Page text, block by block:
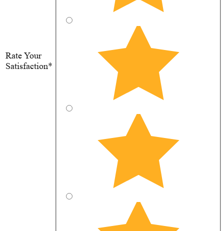
Rate Your
Satisfaction*